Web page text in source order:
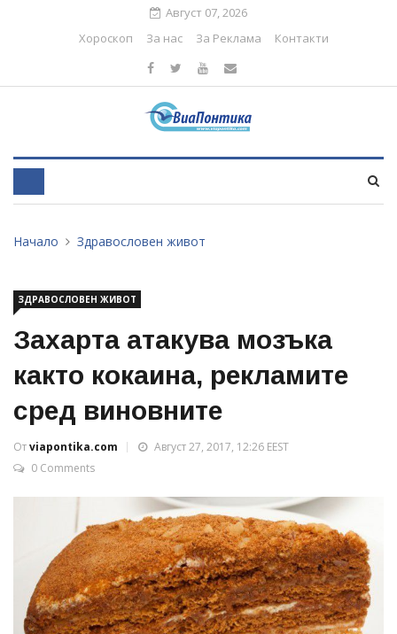
Август 07, 2026
Хороскоп
За нас За Реклама Контакти
Начало Здравословен живот
ЗДРАВОСЛОВЕН ЖИВОТ
Захарта атакува мозъка
както кокаина, рекламите
сред виновните
Отviapontika.com
Август 27, 2017, 12:26 EEST
0 Comments